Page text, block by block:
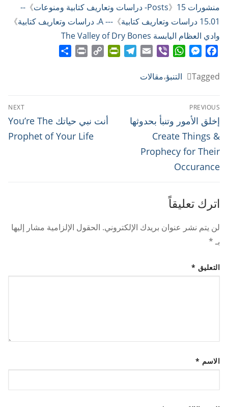
منشورات Posts 》 15- دراسات وتعاريف كتابية ومنوعات 》
--
15.01 دراسات وتعاريف كتابية
》 --- A. دراسات وتعاريف كتابية
》
وادي العظام اليابسة The Valley of Dry Bones
Tagged
التنبؤ،مقالات
تصفّح
المقالات
PREVIOUS
Previous
post:
إخلق الأمور وتنبأ بحدوثها
Create Things &
Prophecy for Their
Occurance
NEXT
Next
post:
أنت نبي حياتك You’re The
Prophet of Your Life
اترك تعليقاً
لن يتم نشر عنوان بريدك الإلكتروني. الحقول الإلزامية مشار إليها
بـ*
التعليق *
الاسم *